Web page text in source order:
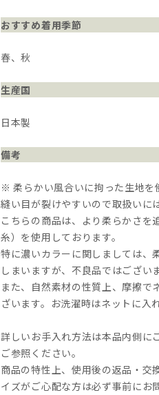
おすすめ着用季節
春、秋
生産国
日本製
備考
※ 柔らかい風合いに拘った生地を
縫い目が裂けやすいので取扱いに
こちらの商品は、より柔らかさを
糸）を使用しております。
特に濃いカラーに関しましては、
しまいますが、不良品ではござい
また、自然素材の性質上、摩擦で
ざいます。お洗濯時はネットに入
詳しいお手入れ方法は本品内側に
ご参照ください。
商品の特性上、使用後の返品・交
イズがご心配な方は必ず事前にお